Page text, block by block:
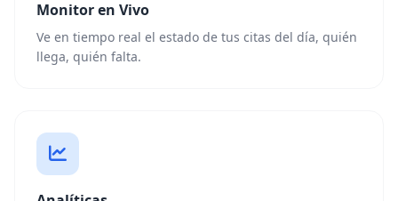
Ve en tiempo real el estado de tus citas del día, quién
llega, quién falta.
Analíticas